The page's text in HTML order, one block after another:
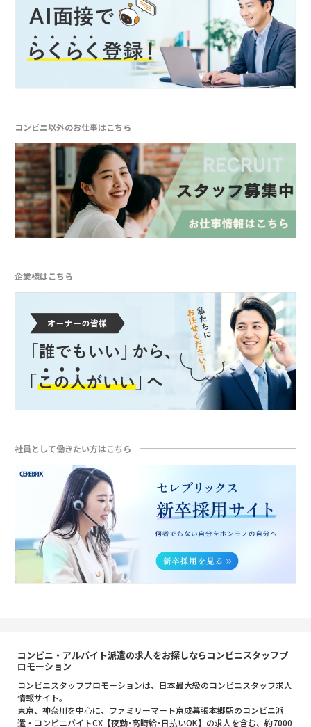
コンビニ以外のお仕事はこちら
企業様はこちら
社員として働きたい方はこちら
コンビニ・アルバイト派遣の求人をお探しならコンビニスタッフプ
ロモーション
コンビニスタッフプロモーションは、日本最大級のコンビニスタッフ求人
情報サイト。
東京、神奈川を中心に、ファミリーマート京成幕張本郷駅のコンビニ派
遣・コンビニバイトCX【夜勤･高時給･日払いOK】の求人を含む、約7000